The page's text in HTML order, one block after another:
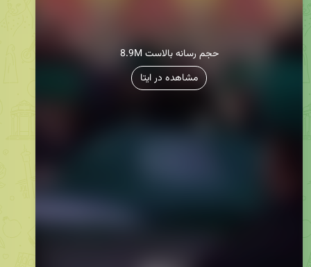
8.9M حجم رسانه بالاست
مشاهده در ایتا